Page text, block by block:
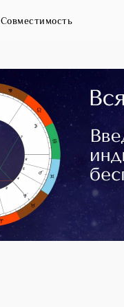
Совместимость